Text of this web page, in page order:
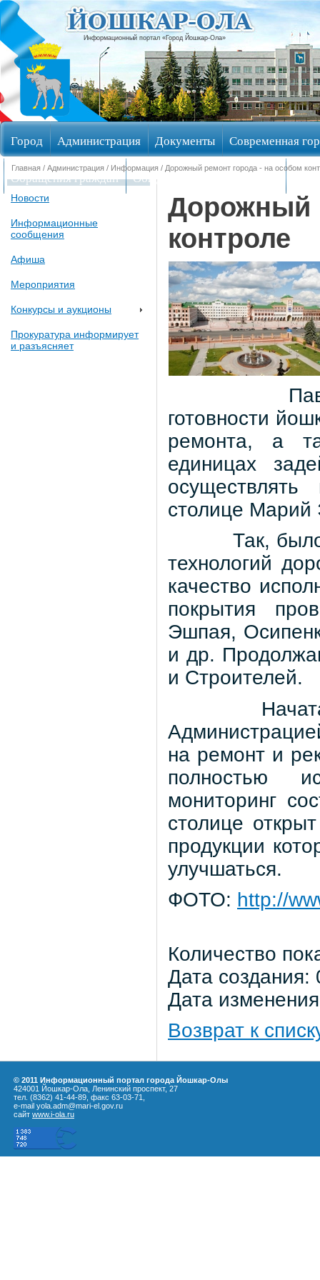
Информационный портал «Город Йошкар-Ола»
Город Администрация Документы Современная
Обращения граждан Общественные обсуждения
Главная / Администрация / Информация / Дорожный ремонт города - на особом
Новости
Информационные
сообщения
Афиша
Мероприятия
Конкурсы и аукционы
Прокуратура информирует
и разъясняет
Дорожный
контроле
готовности
ремонта, а
единицах
столице Марий
Так,
технологий
качество
покрытия
Эшпая,
и др.
и Строителей.
на ремонт и
полностью
мониторинг
столице
продукции
улучшаться.
ФОТО: http://
Количество
Дата
Дата
Возврат к
© 2011 Информационный портал города Йошкар-Олы
424001 Йошкар-Ола, Ленинский проспект, 27
тел. (8362) 41-44-89, факс 63-03-71,
e-mail yola.adm@mari-el.gov.ru
сайт www.i-ola.ru